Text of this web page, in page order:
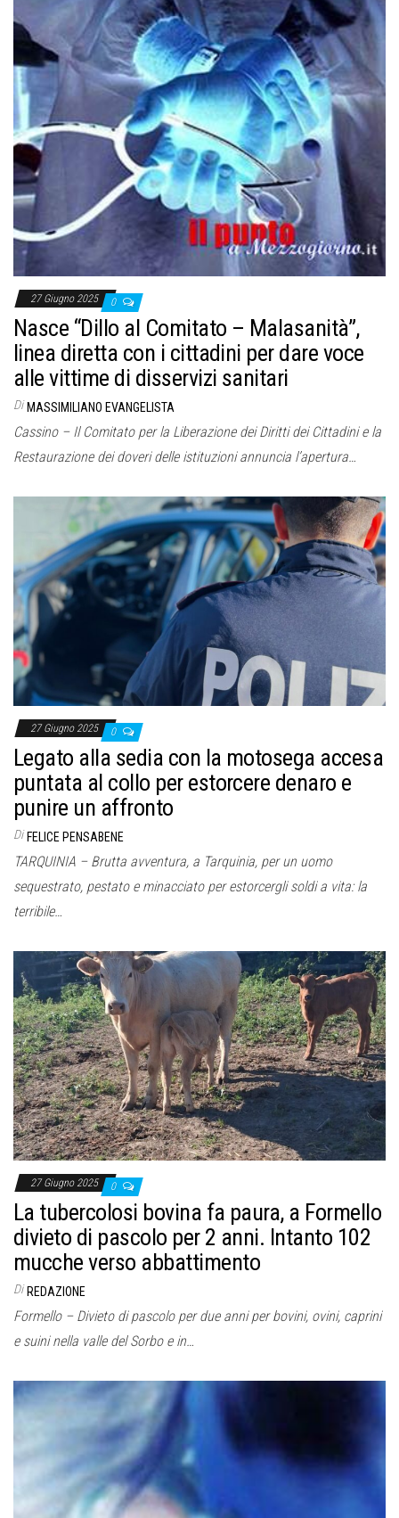
27 Giugno 2025 0
Nasce “Dillo al Comitato – Malasanità”,
linea diretta con i cittadini per dare voce
alle vittime di disservizi sanitari
Di MASSIMILIANO EVANGELISTA
Cassino – Il Comitato per la Liberazione dei Diritti dei Cittadini e la
Restaurazione dei doveri delle istituzioni annuncia l’apertura…
27 Giugno 2025 0
Legato alla sedia con la motosega accesa
puntata al collo per estorcere denaro e
punire un affronto
Di FELICE PENSABENE
TARQUINIA – Brutta avventura, a Tarquinia, per un uomo
sequestrato, pestato e minacciato per estorcergli soldi a vita: la
terribile…
27 Giugno 2025 0
La tubercolosi bovina fa paura, a Formello
divieto di pascolo per 2 anni. Intanto 102
mucche verso abbattimento
Di REDAZIONE
Formello – Divieto di pascolo per due anni per bovini, ovini, caprini
e suini nella valle del Sorbo e in…